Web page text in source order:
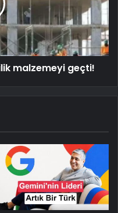
malzemeyi geçti!